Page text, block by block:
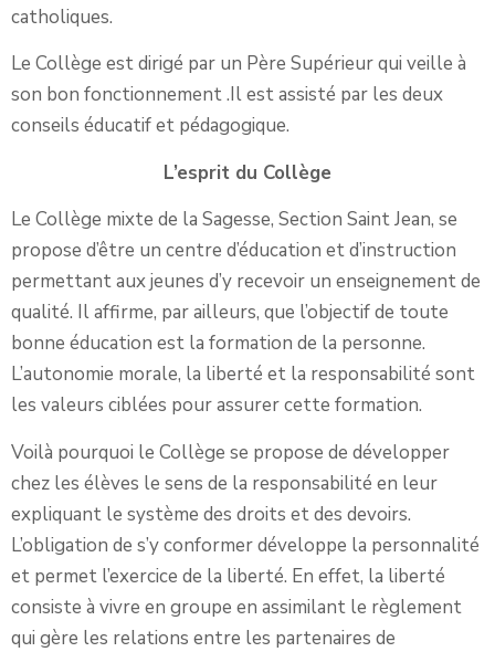
catholiques.
Le Collège est dirigé par un Père Supérieur qui veille à
son bon fonctionnement .Il est assisté par les deux
conseils éducatif et pédagogique.
L’esprit du Collège
Le Collège mixte de la Sagesse, Section Saint Jean, se
propose d’être un centre d’éducation et d’instruction
permettant aux jeunes d’y recevoir un enseignement de
qualité. Il affirme, par ailleurs, que l’objectif de toute
bonne éducation est la formation de la personne.
L’autonomie morale, la liberté et la responsabilité sont
les valeurs ciblées pour assurer cette formation.
Voilà pourquoi le Collège se propose de développer
chez les élèves le sens de la responsabilité en leur
expliquant le système des droits et des devoirs.
L’obligation de s’y conformer développe la personnalité
et permet l’exercice de la liberté. En effet, la liberté
consiste à vivre en groupe en assimilant le règlement
qui gère les relations entre les partenaires de